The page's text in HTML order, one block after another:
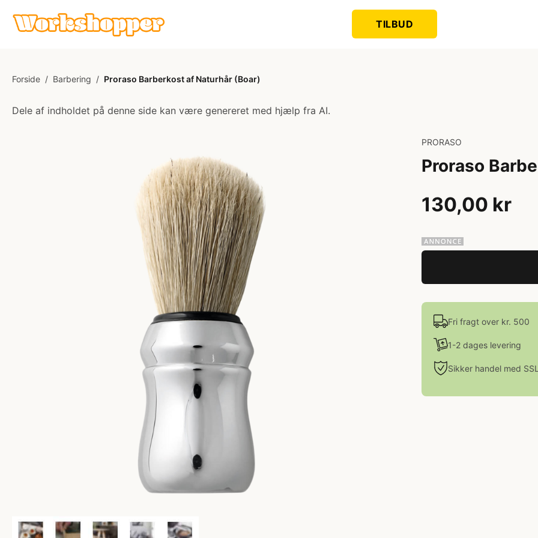
TILBUD
Forside / Barbering / Proraso Barberkost af Naturhår (Boar)
Dele af indholdet på denne side kan være genereret med hjælp fra AI.
PRORASO
Proraso
130,00 kr
Fri fragt over kr. 500
1-2 dages levering
Sikker handel med